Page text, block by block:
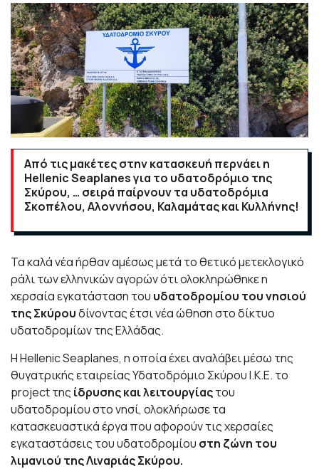
Από τις μακέτες στην κατασκευή περνάει η
Hellenic Seaplanes για το υδατοδρόμιο της
Σκύρου, … σειρά παίρνουν τα υδατοδρόμια
Σκοπέλου, Αλοννήσου, Καλαμάτας και Κυλλήνης!
Τα καλά νέα ήρθαν αμέσως μετά το θετικό μετεκλογικό
ράλι των ελληνικών αγορών ότι ολοκληρώθηκε η
χερσαία εγκατάσταση του υδατοδρομίου του νησιού
της Σκύρουδίνοντας έτσι νέα ώθηση στο δίκτυο
υδατοδρομίων της Ελλάδας.
Η Hellenic Seaplanes, η οποία έχει αναλάβει μέσω της
θυγατρικής εταιρείας Υδατοδρόμιο Σκύρου Ι.Κ.Ε. το
project της ίδρυσης και λειτουργίαςτου
υδατοδρομίου στο νησί, ολοκλήρωσε τα
κατασκευαστικά έργα που αφορούν τις χερσαίες
εγκαταστάσεις του υδατοδρομίου στη ζώνη του
λιμανιού της Λιναριάς Σκύρου.